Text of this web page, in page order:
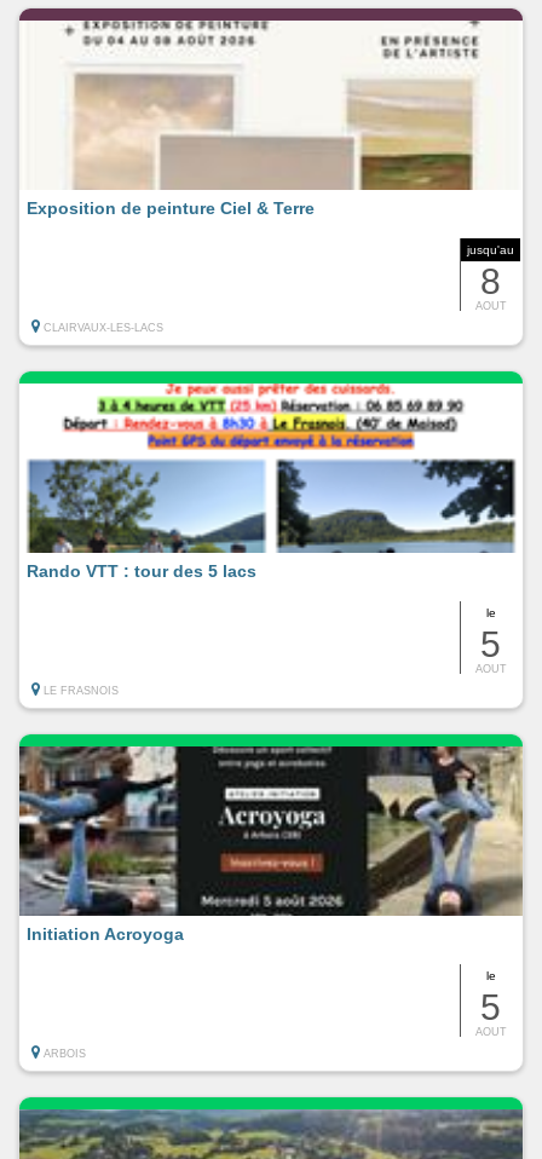
jusqu'au
8
AOUT
Exposition de peinture Ciel & Terre
CLAIRVAUX-LES-LACS
le
5
AOUT
Rando VTT : tour des 5 lacs
LE FRASNOIS
le
5
AOUT
Initiation Acroyoga
ARBOIS